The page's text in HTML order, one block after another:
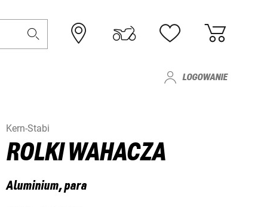
LOGOWANIE
Kern-Stabi
ROLKI WAHACZA
Aluminium, para